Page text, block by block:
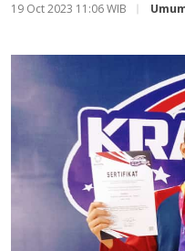
19 Oct 2023 11:06 WIB